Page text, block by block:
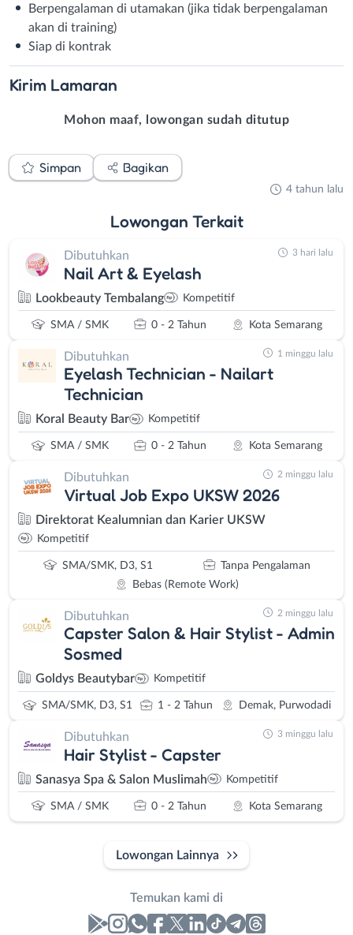
Berpengalaman di utamakan (jika tidak berpengalaman
akan di training)
Siap di kontrak
Kirim Lamaran
Mohon maaf, lowongan sudah ditutup
Simpan Bagikan
4 tahun lalu
Lowongan Terkait
Dibutuhkan
Nail Art & Eyelash
Lookbeauty Tembalang Kompetitif
SMA / SMK 0 - 2 Tahun Kota Semarang
3 hari lalu
Dibutuhkan
Eyelash Technician - Nailart
Technician
Koral Beauty Bar Kompetitif
SMA / SMK 0 - 2 Tahun Kota Semarang
1 minggu lalu
Dibutuhkan
Virtual Job Expo UKSW 2026
Direktorat Kealumnian dan Karier UKSW
Kompetitif
SMA/SMK, D3, S1
Tanpa Pengalaman
Bebas (Remote Work)
2 minggu lalu
Dibutuhkan
Capster Salon & Hair Stylist - Admin
Sosmed
Goldys Beautybar Kompetitif
SMA/SMK, D3, S1 1 - 2 Tahun Demak, Purwodadi
2 minggu lalu
Dibutuhkan
Hair Stylist - Capster
Sanasya Spa & Salon Muslimah Kompetitif
SMA / SMK 0 - 2 Tahun Kota Semarang
3 minggu lalu
Lowongan Lainnya
Temukan kami di